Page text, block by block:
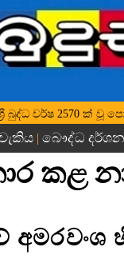
බුද්ධ වර්ෂ 2570 ක් වූ
| බෞද්ධ
කළ
අමරවංශ